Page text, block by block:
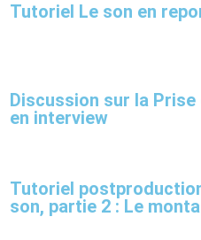
Tutoriel Le son en
Discussion sur la Prise
en interview
Tutoriel
son, partie 2 : Le